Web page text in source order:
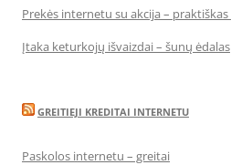
Prekės internetu su akcija –
Įtaka keturkojų išvaizdai – šunų ėdalas
GREITIEJI KREDITAI INTERNETU
Paskolos internetu – greitai